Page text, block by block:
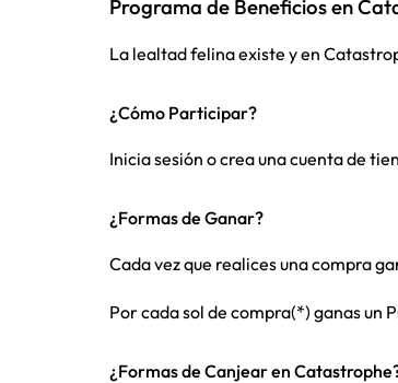
Programa de Beneficios en
La lealtad felina existe y en
¿Cómo Participar?
Inicia sesión o crea una cuenta de
¿Formas de Ganar?
Cada vez que realices una compra
Por cada sol de compra(*) ganas un
¿Formas de Canjear en